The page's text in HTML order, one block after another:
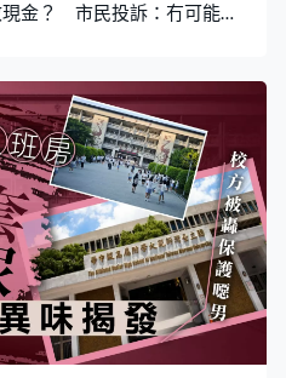
金？ 市民投訴：冇可能話
因為交通意外導致行動不
去櫃檯那裡付錢，個職員
，女士就說八達通不夠錢。
店增值，再過來交錢。」 她
因為用家多數是老人家及傷
乜理由醫院都唔收呢？梗係
畀張美金你，呢個係港紙，
嚟㗎嘛。」她認為如果怕收
叫患者自備輔幣，咁都仲可
出八達通幫對方，「見佢行